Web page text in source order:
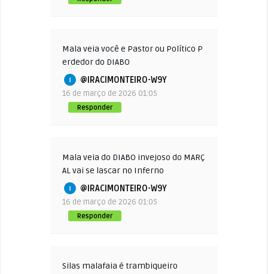
Mala veia você e Pastor ou Político P
erdedor do DIABO
@IRACIMONTEIRO-W9Y
16 de março de 2026 01:05
Responder
Mala veia do DIABO invejoso do MARÇ
AL vai se lascar no Inferno
@IRACIMONTEIRO-W9Y
16 de março de 2026 01:05
Responder
Silas malafaia é trambiqueiro